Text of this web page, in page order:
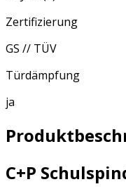
Zertifizierung
GS // TÜV
Türdämpfung
ja
C+P